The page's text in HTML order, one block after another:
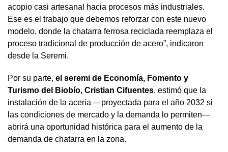
acopio casi artesanal hacia procesos más industriales.
Ese es el trabajo que debemos reforzar con este nuevo
modelo, donde la chatarra ferrosa reciclada reemplaza el
proceso tradicional de producción de acero”, indicaron
desde la Seremi.
Por su parte, el seremi de Economía, Fomento y
Turismo del Biobío, Cristian Cifuentes, estimó que la
instalación de la acería —proyectada para el año 2032 si
las condiciones de mercado y la demanda lo permiten—
abrirá una oportunidad histórica para el aumento de la
demanda de chatarra en la zona.